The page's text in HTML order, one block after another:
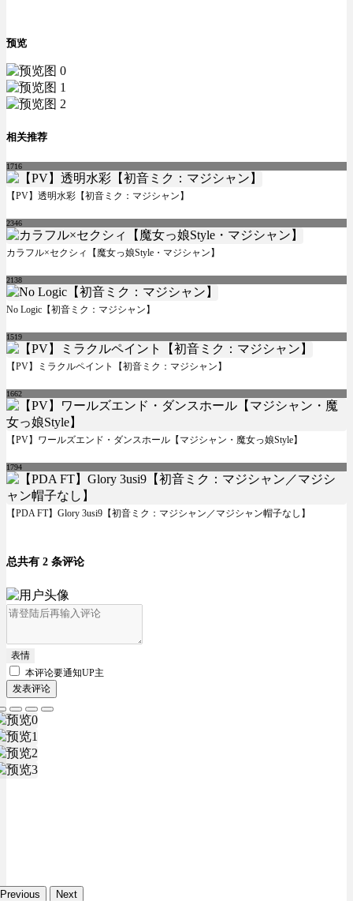
预览
相关推荐
1716
【PV】透明水彩【初音ミク：マジシャン】
2346
カラフル×セクシィ【魔女っ娘Style・マジシャン】
2138
No Logic【初音ミク：マジシャン】
1519
【PV】ミラクルペイント【初音ミク：マジシャン】
1662
【PV】ワールズエンド・ダンスホール【マジシャン・魔女っ娘Style】
1794
【PDA FT】Glory 3usi9【初音ミク：マジシャン／マジシャン帽子なし】
总共有 2 条评论
表情
本评论要通知UP主
发表评论
Previous Next